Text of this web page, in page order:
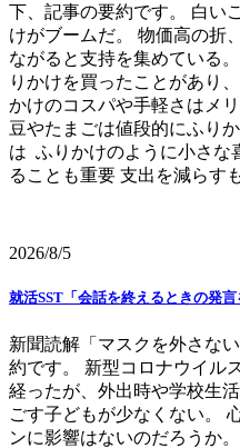
下、記事の要約です。 白い
けがブームだ。 物価高の折
ながると支持を集めている
りかけを買ったことがあり
かけのコスパや手軽さはメ
豆やたまごは値段的にふり
は ふりかけのように小さな
ることも重要 支出を減らす
2026/8/5
就活SST「会話を終えるときの発言
新聞読解「マスクを外さな
約です。 新型コロナウイル
経ったが、外出時や学校生
ごす子どもが少なくない。
ンに影響はないのだろうか